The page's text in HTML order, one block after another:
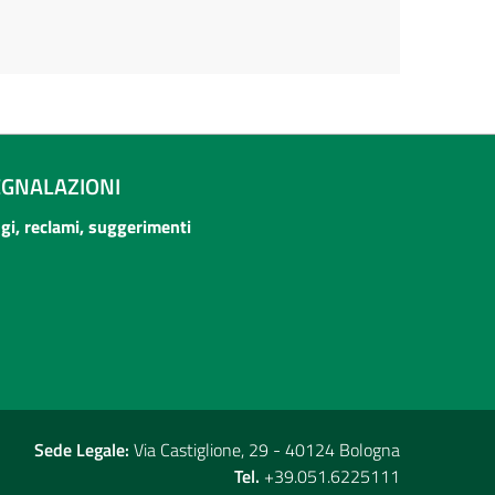
reclami, suggerimenti
Sede Legale: Via Castiglione, 29 - 40124 Bologna
Tel. +39.051.6225111